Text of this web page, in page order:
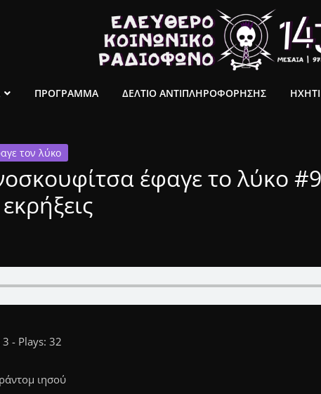
ΠΡΟΓΡΑΜΜΑ ΔΕΛΤΙΟ ΑΝΤΙΠΛΗΡΟΦΟΡΗΣΗΣ
τον λύκο
έφαγε το λύκο
- Plays: 32
ιησού